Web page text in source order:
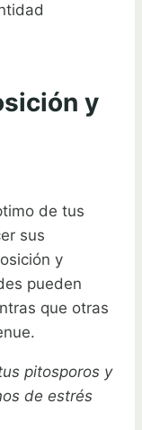
y
de tus
sus
y
pueden
que otras
pitosporos y
de estrés